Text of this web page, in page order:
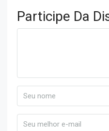
Participe Da